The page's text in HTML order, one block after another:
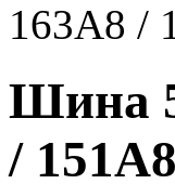
163A8 /
Шина
/